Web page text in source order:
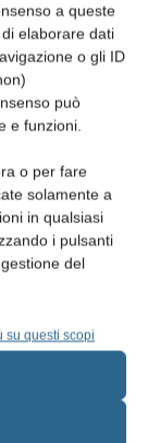
a queste
elaborare dati
o gli ID
può
e funzioni.
o per fare
solamente a
in qualsiasi
i pulsanti
del
su questi scopi